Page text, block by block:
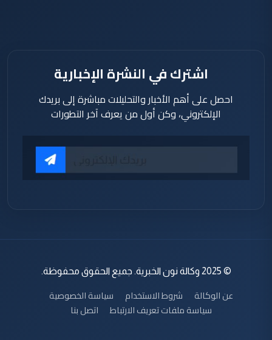
اشترك في النشرة الإخبارية
احصل على أهم الأخبار والتحليلات مباشرة إلى بريدك
الإلكتروني، وكن أول من يعرف آخر التطورات
© 2025 وكالة نون الخبرية. جميع الحقوق محفوظة.
عن الوكالة شروط الاستخدام
سياسة الخصوصية
سياسة ملفات تعريف الارتباط
اتصل بنا